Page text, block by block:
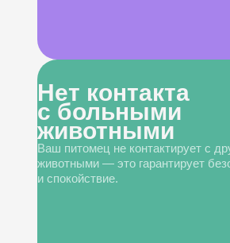
Нет контакта
с больными
животными
Ваш питомец не контактирует с
животными — это гарантирует
и спокойствие.